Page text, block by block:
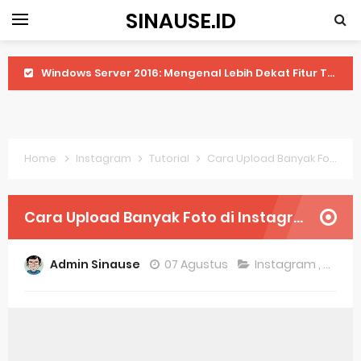
SINAUSE.ID
Windows Server 2016: Mengenal Lebih Dekat Fitur Terbarunya
Cara Menginstal Windows 11
Spesifikasi Windows 10
Android Waves Gbwhatsapp: A Better Choice For Messaging App
Home Instagram Tutorial Cara Upload Banyak Foto di Instagram Tanpa Terpotong
Cara Upload Banyak Foto di Instagram Tanpa Terpotong
Admin Sinause 07 Agustus Instagram ,